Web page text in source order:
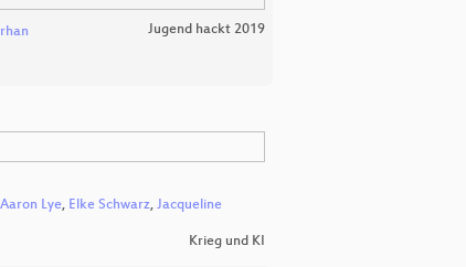
Jugend hackt 2019
Aaron Lye, Elke Schwarz, Jacqueline
Krieg und KI